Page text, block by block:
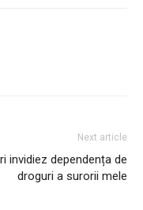
Next article
invidiez dependența de
droguri a surorii mele